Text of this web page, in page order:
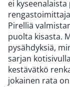
ei
Pirelliä
puolta kisasta.
pysähdyksiä,
sarjan
kestävätkö
jokainen rata